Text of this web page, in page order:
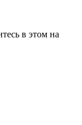
в этом на